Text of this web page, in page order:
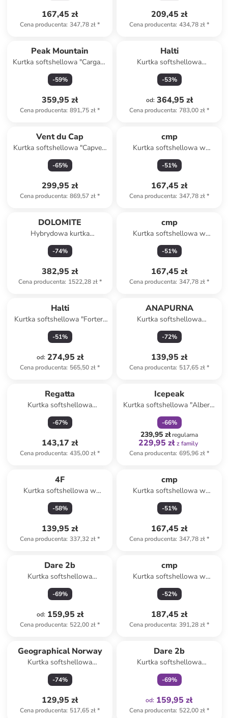
167,45 zł
Cena producenta: 347,78 zł*
209,45 zł
Cena producenta: 434,78 zł*
Peak Mountain
Kurtka softshellowa "Cargan"
w kolorze khaki
-59%
359,95 zł
Cena producenta: 891,75 zł*
Halti
Kurtka softshellowa
"Framover" w kolorze czarno-
szarym
-53%
od: 364,95 zł
Cena producenta: 783,00 zł*
Vent du Cap
Kurtka softshellowa "Capver"
w kolorze czerwonym
-65%
299,95 zł
Cena producenta: 869,57 zł*
cmp
Kurtka softshellowa w
kolorze błękitnym
-51%
167,45 zł
Cena producenta: 347,78 zł*
DOLOMITE
Hybrydowa kurtka
softshellowa "Karakorum" w
kolorze beżowym
-74%
382,95 zł
Cena producenta: 1522,28 zł*
cmp
Kurtka softshellowa w
kolorze niebieskim
-51%
167,45 zł
Cena producenta: 347,78 zł*
Halti
Kurtka softshellowa "Forter"
w kolorze czarnym
-51%
od: 274,95 zł
Cena producenta: 565,50 zł*
ANAPURNA
Kurtka softshellowa
"Tamigolorana" w kolorze
szarym
-72%
139,95 zł
Cena producenta: 517,65 zł*
Regatta
Kurtka softshellowa
"Moutdale" w kolorze czarnym
-67%
143,17 zł
Cena producenta: 435,00 zł*
Icepeak
Kurtka softshellowa "Albers"
w kolorze czarnym
-66%
239,95 złregularna
229,95 zł z family
Cena producenta: 695,96 zł*
4F
Kurtka softshellowa w
kolorze fioletowym
-58%
139,95 zł
Cena producenta: 337,32 zł*
cmp
Kurtka softshellowa w
kolorze khaki
-51%
167,45 zł
Cena producenta: 347,78 zł*
Dare 2b
Kurtka softshellowa
"Endurance" w kolorze
beżowo-karmelowym
-69%
od: 159,95 zł
Cena producenta: 522,00 zł*
cmp
Kurtka softshellowa w
kolorze granatowym
-52%
187,45 zł
Cena producenta: 391,28 zł*
Geographical Norway
Kurtka softshellowa
"Tamigoglass" w kolorze
granatowym
-74%
129,95 zł
Cena producenta: 517,65 zł*
Dare 2b
Kurtka softshellowa
"Endurance" w kolorze khaki
-69%
od: 159,95 zł
Cena producenta: 522,00 zł*